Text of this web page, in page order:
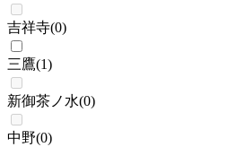
吉祥寺(0)
三鷹(1)
新御茶ノ水(0)
中野(0)